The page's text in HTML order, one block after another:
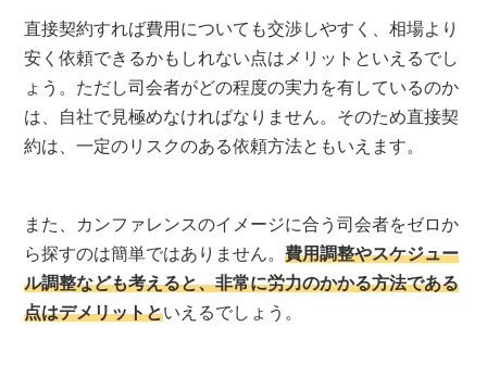
直接契約すれば費用についても交渉しやすく、相場より
安く依頼できるかもしれない点はメリットといえるでし
ょう。ただし司会者がどの程度の実力を有しているのか
は、自社で見極めなければなりません。そのため直接契
約は、一定のリスクのある依頼方法ともいえます。
また、カンファレンスのイメージに合う司会者をゼロか
ら探すのは簡単ではありません。費用調整やスケジュー
ル調整なども考えると、非常に労力のかかる方法である
点はデメリットといえるでしょう。